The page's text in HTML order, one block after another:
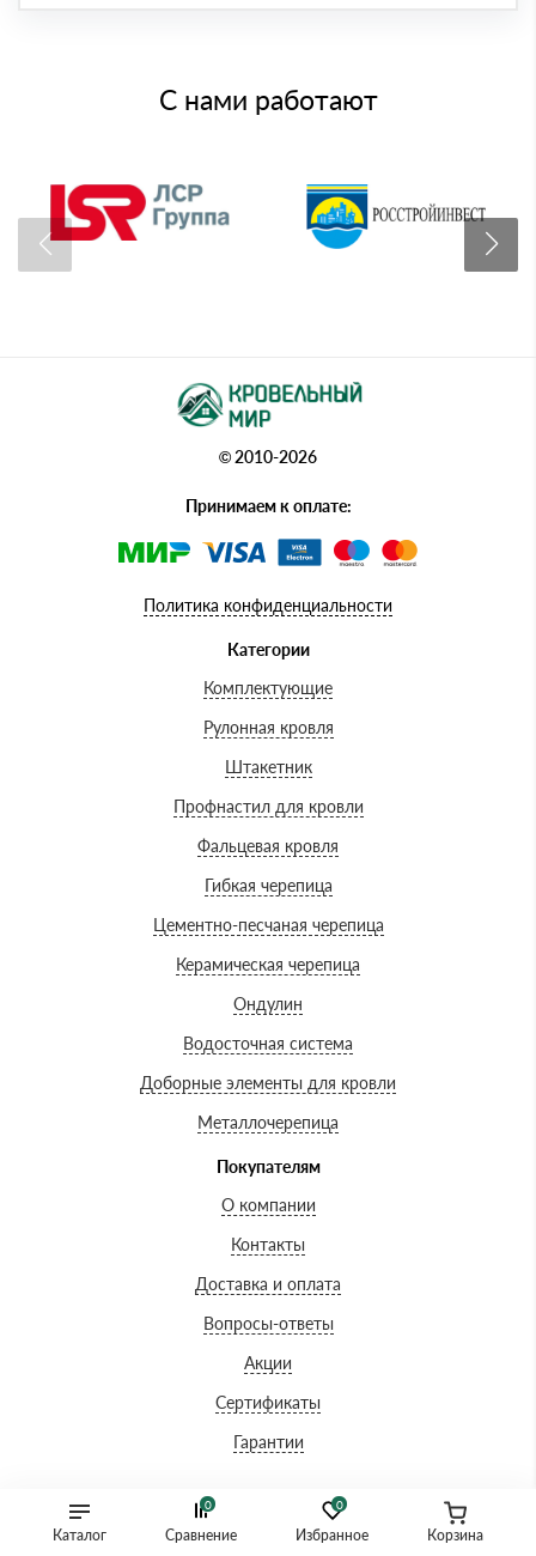
Каталог
0
Избранное
0
Сравнение Корзина
С нами работают
© 2010-2026
Принимаем к оплате:
Политика конфиденциальности
Категории
Комплектующие
Рулонная кровля
Штакетник
Профнастил для кровли
Фальцевая кровля
Гибкая черепица
Цементно-песчаная черепица
Керамическая черепица
Ондулин
Водосточная система
Доборные элементы для кровли
Металлочерепица
Покупателям
О компании
Контакты
Доставка и оплата
Вопросы-ответы
Акции
Сертификаты
Гарантии
Контактная информация
+7 (861) 203-45-28